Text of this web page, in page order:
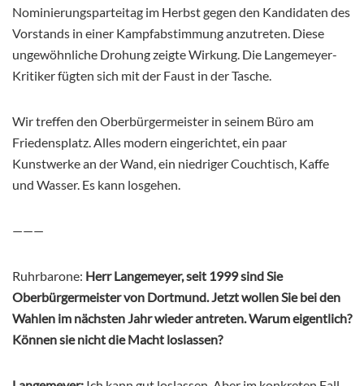
Nominierungsparteitag im Herbst gegen den Kandidaten des
Vorstands in einer Kampfabstimmung anzutreten. Diese
ungewöhnliche Drohung zeigte Wirkung. Die Langemeyer-
Kritiker fügten sich mit der Faust in der Tasche.
Wir treffen den Oberbürgermeister in seinem Büro am
Friedensplatz. Alles modern eingerichtet, ein paar
Kunstwerke an der Wand, ein niedriger Couchtisch, Kaffe
und Wasser. Es kann losgehen.
———
Ruhrbarone: Herr Langemeyer, seit 1999 sind Sie
Oberbürgermeister von Dortmund. Jetzt wollen Sie bei den
Wahlen im nächsten Jahr wieder antreten. Warum eigentlich?
Können sie nicht die Macht loslassen?